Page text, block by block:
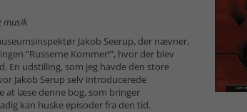
musik
Jakob Seerup, der nævner,
”Russerne Kommer!”, hvor der blev
En udstilling, som jeg havde den store
Jakob Serup selv introducerede
at læse denne bog, som bringer
kan huske episoder fra den tid.